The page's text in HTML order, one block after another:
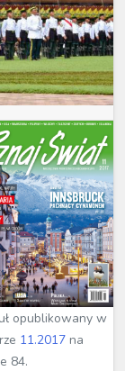
opublikowany w
11.2017 na
84.